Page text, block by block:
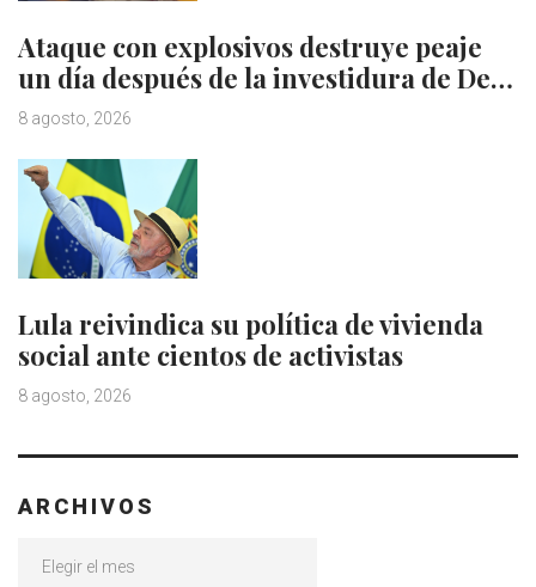
Ataque con explosivos destruye peaje
un día después de la investidura de De…
8 agosto, 2026
Lula reivindica su política de vivienda
social ante cientos de activistas
8 agosto, 2026
ARCHIVOS